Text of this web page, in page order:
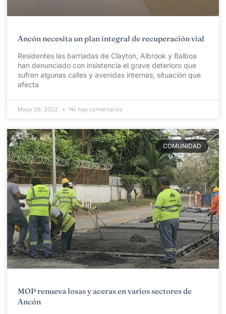
Ancón necesita un plan integral de recuperación vial
Residentes las barriadas de Clayton, Albrook y Balboa
han denunciado con insistencia el grave deterioro que
sufren algunas calles y avenidas internas, situación que
afecta
Mayo 26, 2022 No hay comentarios
COMUNIDAD
MOP renueva losas y aceras en varios sectores de
Ancón